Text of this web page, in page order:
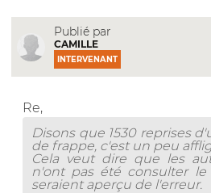
Publié par
CAMILLE
INTERVENANT
Re,
Disons que 1530 reprises
de frappe, c'est un peu
Cela veut dire que les
n'ont pas été consulter le
seraient aperçu de l'erreur.